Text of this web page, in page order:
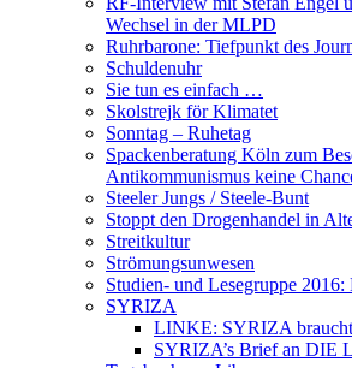
Wechsel in der MLPD
Ruhrbarone: Tiefpunkt des
Schuldenuhr
Sie tun es einfach …
Skolstrejk för Klimatet
Sonntag – Ruhetag
Spackenberatung Köln zum
Antikommunismus keine
Steeler Jungs / Steele-Bunt
Stoppt den Drogenhandel in
Streitkultur
Strömungsunwesen
Studien- und Lesegruppe 2016:
SYRIZA
LINKE: SYRIZA braucht
SYRIZA’s Brief an DIE